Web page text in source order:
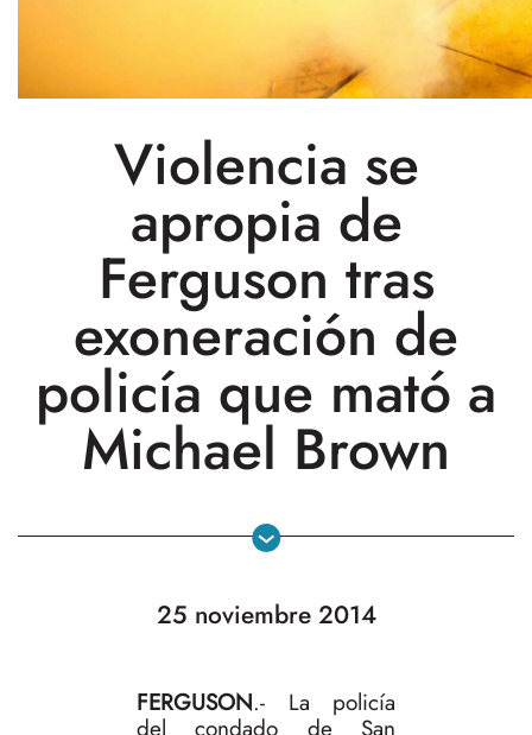
Violencia se
apropia de
Ferguson tras
exoneración de
policía que mató a
Michael Brown
25 noviembre 2014
FERGUSON.- La policía